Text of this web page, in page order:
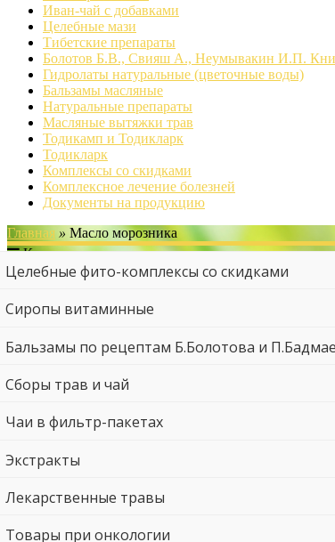
Иван-чай с добавками
Целебные мази
Тибетские препараты
Болотов Б.В., Свияш А., Неумывакин И.П.
Гидролаты натуральные (цветочные воды)
Бальзамы масляные
Натуральные препараты
Масляные вытяжки трав
Тодикамп и Тодикларк
Тодикларк
Комплексы со скидками
Комплексное лечение болезней
Документы на продукцию
Главная » Масло морозника
Категории
Целебные фито-комплексы со скидками
Сиропы витаминные
Бальзамы по рецептам Б.Болотова и
Сборы трав и чай
Чаи в фильтр-пакетах
Экстракты
Лекарственные травы
Товары при онкологии